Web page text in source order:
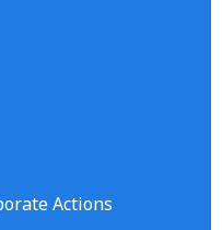
Actions